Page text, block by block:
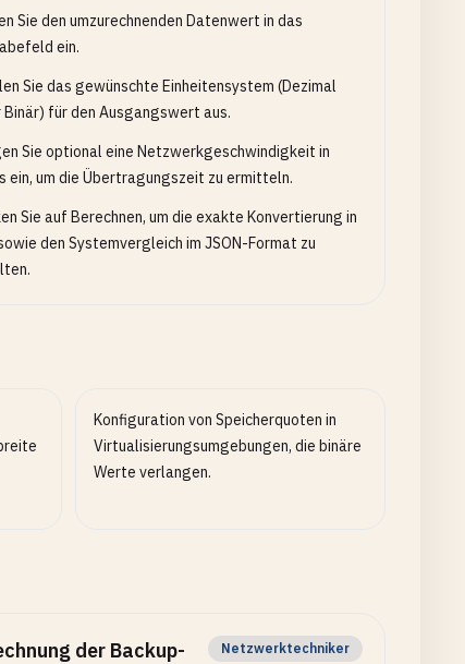
Sie den umzurechnenden Datenwert in das
ein.
Sie das gewünschte Einheitensystem (Dezimal
Binär) für den Ausgangswert aus.
Sie optional eine Netzwerkgeschwindigkeit in
ein, um die Übertragungszeit zu ermitteln.
Sie auf Berechnen, um die exakte Konvertierung in
den Systemvergleich im JSON-Format zu
Konfiguration von Speicherquoten in
Virtualisierungsumgebungen, die binäre
Werte verlangen.
der Backup-
Netzwerktechniker